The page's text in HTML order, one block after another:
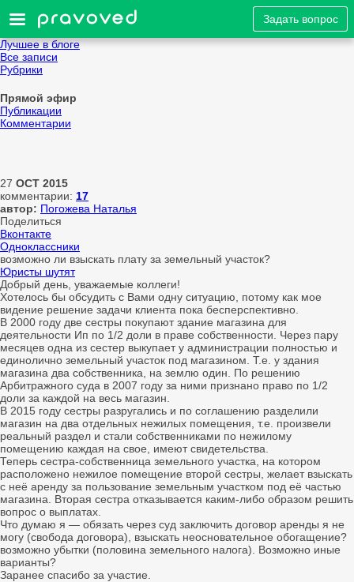
Задать вопрос
Лучшее в блоге
Все записи
Рубрики
Прямой эфир
Публикации
Комментарии
27 OCT 2015
комментарии: 17
автор: Погожева Наталья
Поделиться
Вконтакте
Одноклассники
возможно ли взыскать плату за земельный участок?
Юристы шутят
Добрый день, уважаемые коллеги!
Хотелось бы обсудить с Вами одну ситуацию, потому как мое
видение решение задачи клиента пока бесперспективно.
В 2000 году две сестры покупают здание магазина для
деятельности Ип по 1/2 доли в праве собственности. Через пару
месяцев одна из сестер выкупает у администрации полностью и
единолично земельный участок под магазином. Т.е. у здания
магазина два собственника, на землю один. По решению
Арбитражного суда в 2007 году за ними признано право по 1/2
доли за каждой на весь магазин.
В 2015 году сестры разругались и по соглашению разделили
магазин на два отдельных нежилых помещения, т.е. произвели
реальный раздел и стали собственниками по нежилому
помещению каждая на свое, имеют свидетельства.
Теперь сестра-собственница земельного участка, на котором
расположено нежилое помещение второй сестры, желает взыскать
с неё аренду за пользование земельным участком под её частью
магазина. Вторая сестра отказывается каким-либо образом решить
вопрос о выплатах.
Что думаю я — обязать через суд заключить договор аренды я не
могу (свобода договора), взыскать неосновательное обогащение?
возможно убытки (половина земельного налога). Возможно иные
варианты?
Заранее спасибо за участие.